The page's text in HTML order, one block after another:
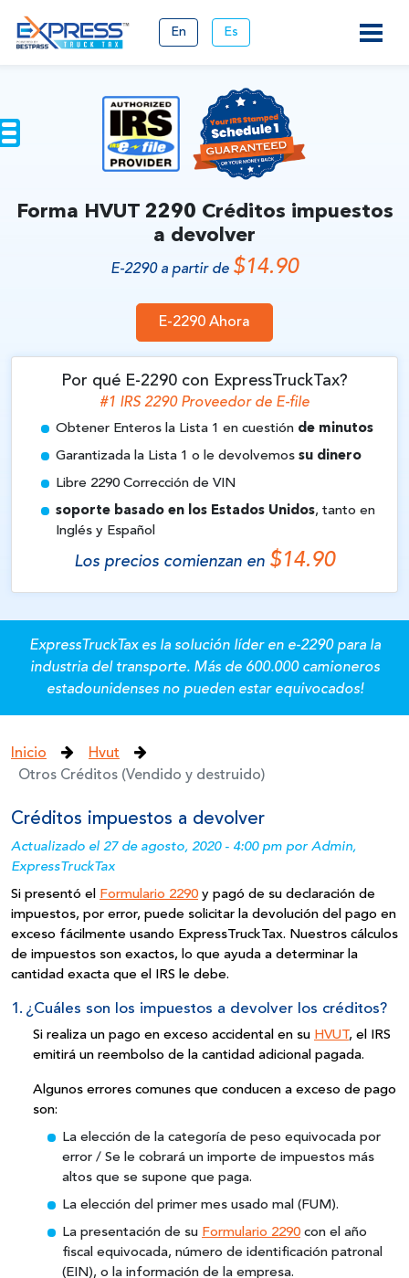
En Es
Forma HVUT 2290 Créditos impuestos
a devolver
E-2290 a partir de $14.90
E-2290 Ahora
Por qué E-2290 con ExpressTruckTax?
#1 IRS 2290 Proveedor de E-file
Obtener Enteros la Lista 1 en cuestión de minutos
Garantizada la Lista 1 o le devolvemos su dinero
Libre 2290 Corrección de VIN
soporte basado en los Estados Unidos, tanto en
Inglés y Español
Los precios comienzan en $14.90
ExpressTruckTax es la solución líder en e-2290 para la
industria del transporte.Más de 600.000 camioneros
estadounidenses no pueden estar equivocados!
Inicio
Hvut
Otros Créditos (Vendido y destruido)
Créditos impuestos a devolver
Actualizado el 27 de agosto, 2020 - 4:00 pm por Admin,
ExpressTruckTax
Si presentó el Formulario 2290 y pagó de su declaración de
impuestos, por error, puede solicitar la devolución del pago en
exceso fácilmente usando ExpressTruckTax. Nuestros cálculos
de impuestos son exactos, lo que ayuda a determinar la
cantidad exacta que el IRS le debe.
1. ¿Cuáles son los impuestos a devolver los créditos?
Si realiza un pago en exceso accidental en su HVUT, el IRS
emitirá un reembolso de la cantidad adicional pagada.
Algunos errores comunes que conducen a exceso de pago
son:
La elección de la categoría de peso equivocada por
error / Se le cobrará un importe de impuestos más
altos que se supone que paga.
La elección del primer mes usado mal (FUM).
La presentación de su Formulario 2290 con el año
fiscal equivocada, número de identificación patronal
(EIN), o la información de la empresa.